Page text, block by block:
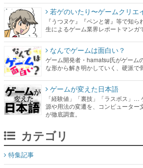
若ゲのいたり〜ゲームクリエ
『うつヌケ』『ペンと箸』等で知
生によるゲーム業界レポートマンガ
なんでゲームは面白い？
ゲーム開発者・hamatsu氏がゲーム
な形から解き明かしていく、硬派で
ゲームが変えた日本語
「経験値」「裏技」「ラスボス」…
源や用法の変遷を、コンピューター
が徹底調査。
カテゴリ
特集記事